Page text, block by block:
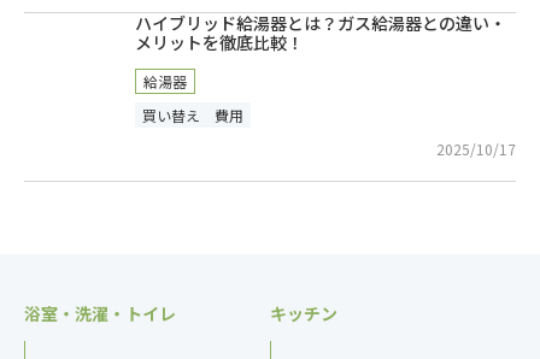
ハイブリッド給湯器とは？ガス給湯器との違い・
メリットを徹底比較！
給湯器
買い替え
費用
2025/10/17
浴室・洗濯・トイレ キッチン